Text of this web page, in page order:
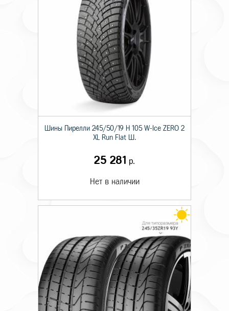
Шины Пирелли 245/50/19 H 105 W-Ice ZERO 2
XL Run Flat Ш.
25 281 р.
Нет в наличии